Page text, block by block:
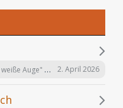
RRP Folge 242 "Die drei ??? und das weiße Auge" am 02.12. in Karlsruhe 2. April 2026